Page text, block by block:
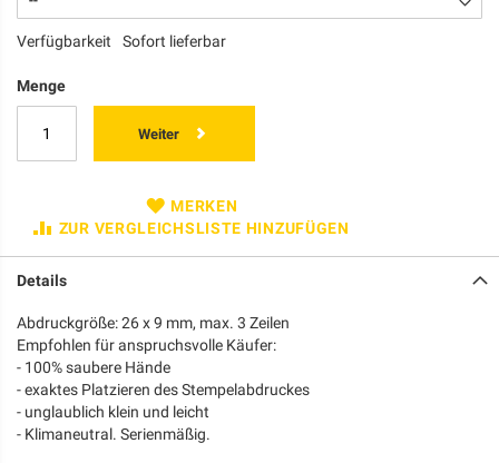
Verfügbarkeit Sofort lieferbar
Menge
Weiter
MERKEN
ZUR VERGLEICHSLISTE HINZUFÜGEN
Details
Abdruckgröße: 26 x 9 mm, max. 3 Zeilen
Empfohlen für anspruchsvolle Käufer:
- 100% saubere Hände
- exaktes Platzieren des Stempelabdruckes
- unglaublich klein und leicht
- Klimaneutral. Serienmäßig.